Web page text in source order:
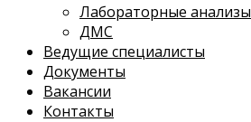
Лабораторные анализы
ДМС
Ведущие специалисты
Документы
Вакансии
Контакты